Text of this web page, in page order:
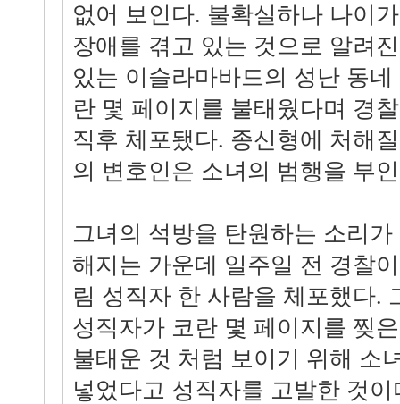
없어 보인다. 불확실하나 나이
장애를 겪고 있는 것으로 알려
있는 이슬라마바드의 성난 동
란 몇 페이지를 불태웠다며 경
직후 체포됐다. 종신형에 처해
의 변호인은 소녀의 범행을 부
그녀의 석방을 탄원하는 소리
해지는 가운데 일주일 전 경찰
림 성직자 한 사람을 체포했다.
성직자가 코란 몇 페이지를 찢
불태운 것 처럼 보이기 위해 소
넣었다고 성직자를 고발한 것